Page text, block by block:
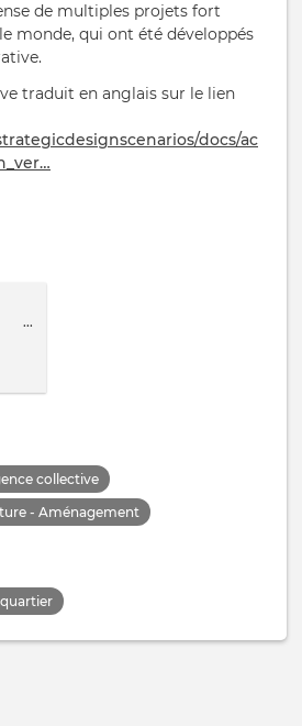
de multiples projets fort
monde, qui ont été développés
traduit en anglais sur le lien
docs/ac
collective
- Aménagement